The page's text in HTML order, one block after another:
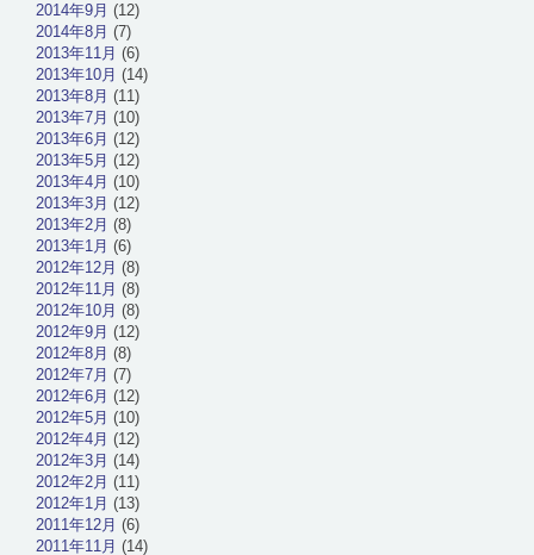
2014年9月 (12)
2014年8月 (7)
2013年11月 (6)
2013年10月 (14)
2013年8月 (11)
2013年7月 (10)
2013年6月 (12)
2013年5月 (12)
2013年4月 (10)
2013年3月 (12)
2013年2月 (8)
2013年1月 (6)
2012年12月 (8)
2012年11月 (8)
2012年10月 (8)
2012年9月 (12)
2012年8月 (8)
2012年7月 (7)
2012年6月 (12)
2012年5月 (10)
2012年4月 (12)
2012年3月 (14)
2012年2月 (11)
2012年1月 (13)
2011年12月 (6)
2011年11月 (14)